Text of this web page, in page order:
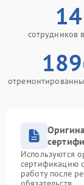
14
сотрудников
Используются
сертификацию
работу после